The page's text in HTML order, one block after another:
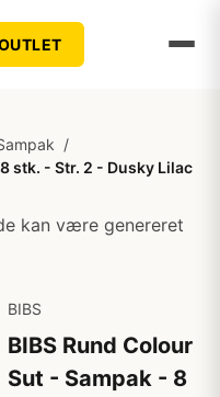
/
stk. - Str. 2 - Dusky Lilac
kan være genereret
BIBS
BIBS Rund Colour
Sut - Sampak - 8